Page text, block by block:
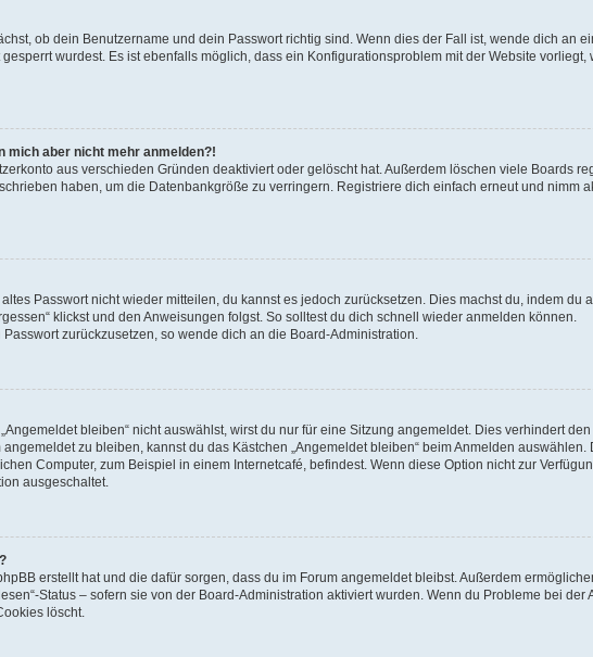
ob dein Benutzername und dein Passwort richtig sind. Wenn dies der Fall ist, wende dich an
wurdest. Es ist ebenfalls möglich, dass ein Konfigurationsproblem mit der Website vorliegt,
mich aber nicht mehr anmelden?!
aus verschieden Gründen deaktiviert oder gelöscht hat. Außerdem löschen viele Boards
haben, um die Datenbankgröße zu verringern. Registriere dich einfach erneut und nimm
Passwort nicht wieder mitteilen, du kannst es jedoch zurücksetzen. Dies machst du, indem du
klickst und den Anweisungen folgst. So solltest du dich schnell wieder anmelden können.
zurückzusetzen, so wende dich an die Board-Administration.
bleiben“ nicht auswählst, wirst du nur für eine Sitzung angemeldet. Dies verhindert
zu bleiben, kannst du das Kästchen „Angemeldet bleiben“ beim Anmelden auswählen.
Computer, zum Beispiel in einem Internetcafé, befindest. Wenn diese Option nicht zur
ausgeschaltet.
erstellt hat und die dafür sorgen, dass du im Forum angemeldet bleibst. Außerdem
Status – sofern sie von der Board-Administration aktiviert wurden. Wenn du Probleme bei der
löscht.